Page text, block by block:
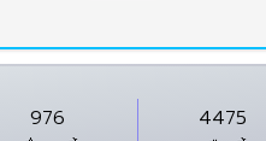
976 4475